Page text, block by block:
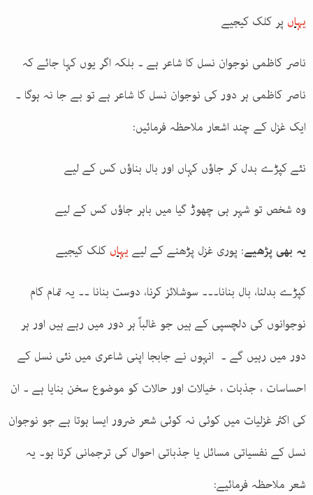
یہاں پر کلک کیجیے
ناصر کاظمی نوجوان نسل کا شاعر ہے ۔ بلکہ اگر یوں کہا جائے کہ
ناصر کاظمی ہر دور کی نوجوان نسل کا شاعر ہے تو بے جا نہ ہوگا ۔
ایک غزل کے چند اشعار ملاحظہ فرمائیں:
نئے کپڑے بدل کر جاؤں کہاں اور بال بناؤں کس کے لیے
وہ شخص تو شہر ہی چھوڑ گیا میں باہر جاؤں کس کے لیے
یہ بھی پڑھیے: پوری غزل پڑھنے کے لیے یہاں کلک کیجیے
کپڑے بدلنا، بال بنانا۔۔۔ سوشلائز کرنا، دوست بنانا ۔۔ یہ تمام کام
نوجوانوں کی دلچسپی کے ہیں جو غالباً ہر دور میں رہے ہیں اور ہر
دور میں رہیں گے ۔ انہوں نے جابجا اپنی شاعری میں نئی نسل کے
احساسات ، جذبات ، خیالات اور حالات کو موضوع سخن بنایا ہے ۔ ان
کی اکثر غزلیات میں کوئی نہ کوئی شعر ضرور ایسا ہوتا ہے جو نوجوان
نسل کے نفسیاتی مسائل یا جذباتی احوال کی ترجمانی کرتا ہو۔ یہ
شعر ملاحظہ فرمائیے: